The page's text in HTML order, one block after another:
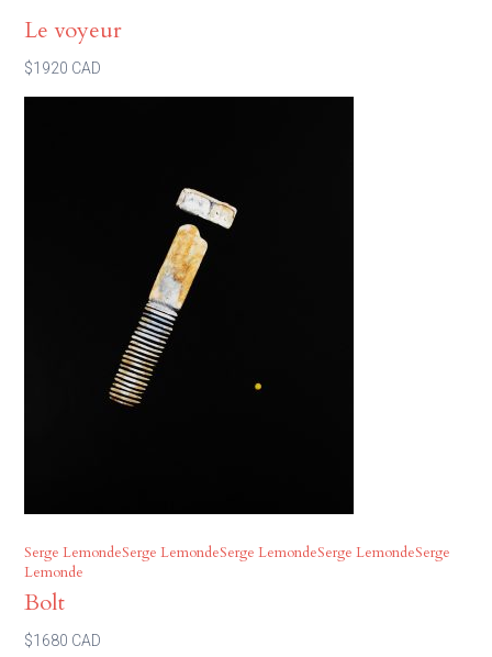
Le voyeur
$1920 CAD
Serge LemondeSerge LemondeSerge LemondeSerge LemondeSerge
Lemonde
Bolt
$1680 CAD